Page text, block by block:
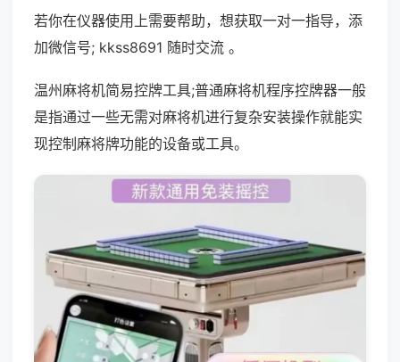
若你在仪器使用上需要帮助，想获取一对一指导，添
加微信号; kkss8691 随时交流 。
温州麻将机简易控牌工具;普通麻将机程序控牌器一般
是指通过一些无需对麻将机进行复杂安装操作就能实
现控制麻将牌功能的设备或工具。